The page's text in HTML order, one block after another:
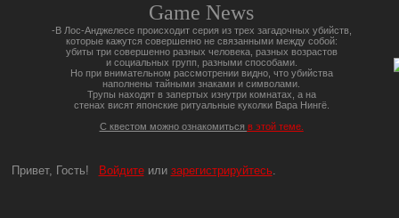
Game News
-В Лос-Анджелесе происходит серия из трех загадочных убийств,
которые кажутся совершенно не связанными между собой:
убиты три совершенно разных человека, разных возрастов
и социальных групп, разными способами.
Но при внимательном рассмотрении видно, что убийства
наполнены тайными знаками и символами.
Трупы находят в запертых изнутри комнатах, а на
стенах висят японские ритуальные куколки Вара Нингё.
С квестом можно ознакомиться в этой теме.
Привет, Гость! Войдитеили зарегистрируйтесь.